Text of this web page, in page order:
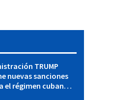
TRUMP
nuevas sanciones
el régimen cubano: